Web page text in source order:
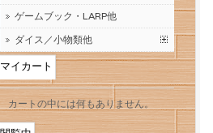
ゲームブック・LARP他
ダイス／小物類他
マイカート
カートの中には何もありません。